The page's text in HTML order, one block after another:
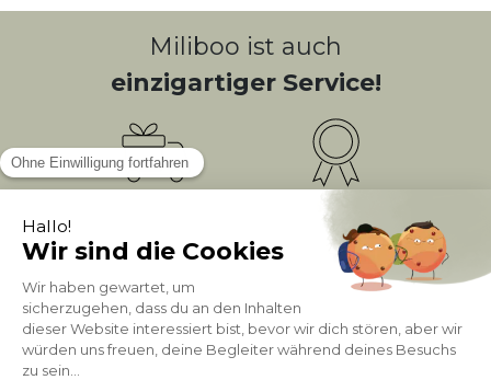
Miliboo ist auch
einzigartiger Service!
Bonusprogramm
PUNKTE = 5